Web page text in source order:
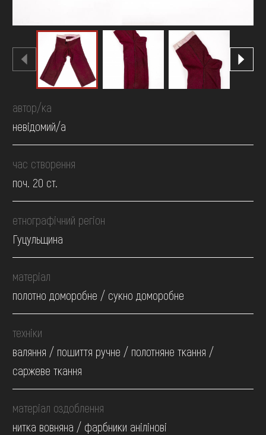
автор/ка
невідомий/а
час створення
поч. 20 ст.
етнографічний регіон
Гуцульщина
матеріал
полотно доморобне / сукно доморобне
техніки
валяння / пошиття ручне / полотняне ткання /
саржеве ткання
матеріал оздоблення
нитка вовняна / фарбники анілінові